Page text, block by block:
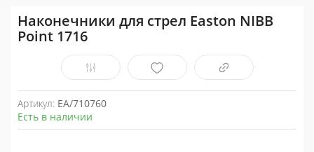
Наконечники для стрел Easton NIBB
Point 1716
Артикул: EA/710760
Есть в наличии